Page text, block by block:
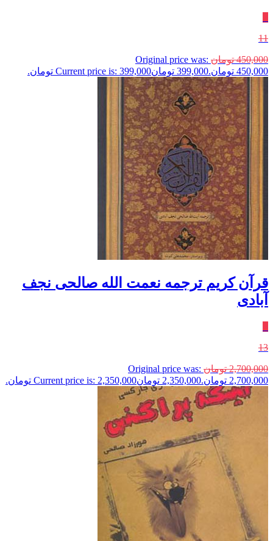
11
450,000 تومان Original price was:
450,000 تومان.
399,000 تومانCurrent price is: 399,000 تومان.
قرآن کریم ترجمه نعمت الله صالحی نجف
آبادی
13
2,700,000 تومان Original price was:
2,700,000 تومان.
2,350,000 تومانCurrent price is: 2,350,000 تومان.